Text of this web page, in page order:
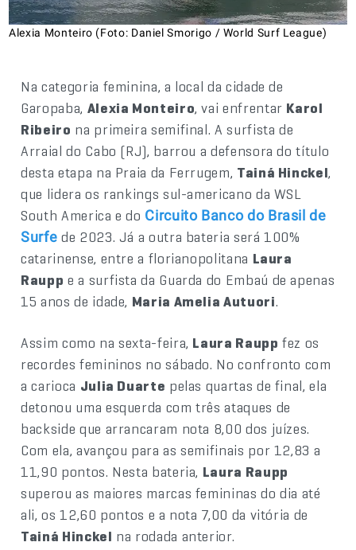
Alexia Monteiro (Foto: Daniel Smorigo / World Surf League)
Na categoria feminina, a local da cidade de
Garopaba, Alexia Monteiro, vai enfrentar Karol
Ribeiro na primeira semifinal. A surfista de
Arraial do Cabo (RJ), barrou a defensora do título
desta etapa na Praia da Ferrugem, Tainá Hinckel,
que lidera os rankings sul-americano da WSL
South America e do Circuito Banco do Brasil de
Surfe de 2023. Já a outra bateria será 100%
catarinense, entre a florianopolitana Laura
Raupp e a surfista da Guarda do Embaú de apenas
15 anos de idade, Maria Amelia Autuori.
Assim como na sexta-feira, Laura Raupp fez os
recordes femininos no sábado. No confronto com
a carioca Julia Duarte pelas quartas de final, ela
detonou uma esquerda com três ataques de
backside que arrancaram nota 8,00 dos juízes.
Com ela, avançou para as semifinais por 12,83 a
11,90 pontos. Nesta bateria, Laura Raupp
superou as maiores marcas femininas do dia até
ali, os 12,60 pontos e a nota 7,00 da vitória de
Tainá Hinckel na rodada anterior.